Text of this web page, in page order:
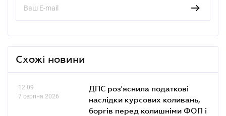
Схожі новини
12.09
7 серпня 2026
ДПС роз'яснила податкові
наслідки курсових коливань,
боргів перед колишніми ФОП і